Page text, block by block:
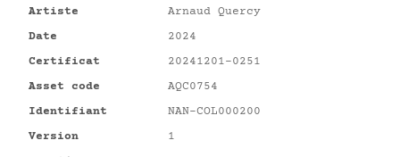
Artiste
Arnaud Quercy
Date
2024
Certificat
20241201-0251
Asset code
AQC0754
Identifiant
NAN-COL000200
Version
1